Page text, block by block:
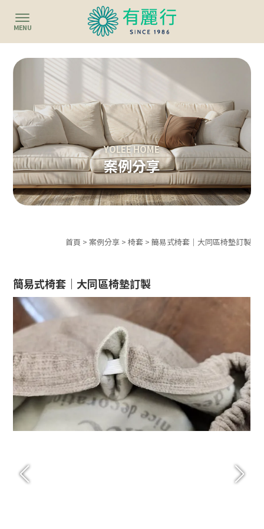
案例分享
首頁 > 案例分享> 椅套> 簡易式椅套｜大同區椅墊訂製
簡易式椅套｜大同區椅墊訂製